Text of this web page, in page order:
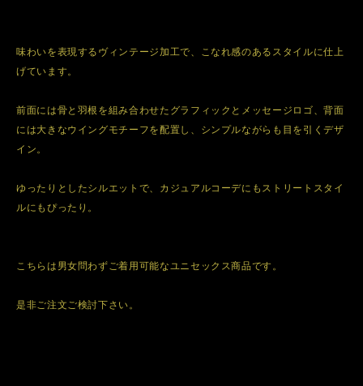
味わいを表現するヴィンテージ加工で、こなれ感のあるスタイルに仕上
げています。
前面には骨と羽根を組み合わせたグラフィックとメッセージロゴ、背面
には大きなウイングモチーフを配置し、シンプルながらも目を引くデザ
イン。
ゆったりとしたシルエットで、カジュアルコーデにもストリートスタイ
ルにもぴったり。
こちらは男女問わずご着用可能なユニセックス商品です。
是非ご注文ご検討下さい。